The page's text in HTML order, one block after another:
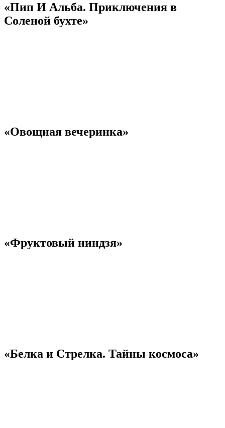
«Пип И Альба. Приключения в
Соленой бухте»
«Овощная вечеринка»
«Фруктовый ниндзя»
«Белка и Стрелка. Тайны космоса»